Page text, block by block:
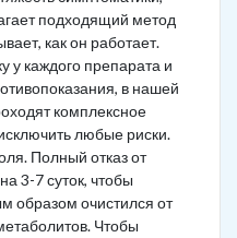
подходящий метод
как он работает.
у каждого препарата и
в нашей
комплексное
любые риски.
Полный отказ от
3-7 суток, чтобы
образом очистился от
Чтобы